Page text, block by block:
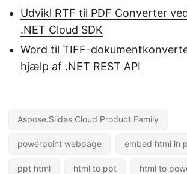
Udvikl RTF til PDF Converter
.NET Cloud SDK
Word til TIFF-
hjælp af .NET REST API
Aspose.Slides Cloud Product Family
powerpoint webpage embed html in
ppt html html to ppt html to